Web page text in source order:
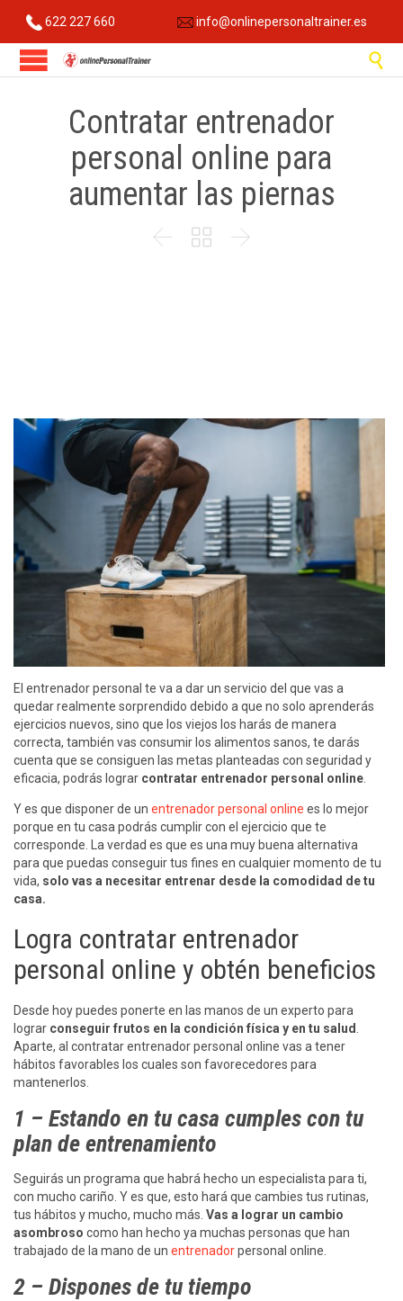
622 227 660 info@onlinepersonaltrainer.es

Contratar entrenador
personal online para
aumentar las piernas
  
El entrenador personal te va a dar un servicio del que vas a
quedar realmente sorprendido debido a que no solo aprenderás
ejercicios nuevos, sino que los viejos los harás de manera
correcta, también vas consumir los alimentos sanos, te darás
cuenta que se consiguen las metas planteadas con seguridad y
eficacia, podrás lograr contratar entrenador personal online
Y es que disponer de un entrenador personal online es lo mejor
porque en tu casa podrás cumplir con el ejercicio que te
corresponde. La verdad es que es una muy buena alternativa
para que puedas conseguir tus fines en cualquier momento de tu
vida, solo vas a necesitar entrenar desde la comodidad de tu
casa.
Logra contratar entrenador
personal online y obtén beneficios
Desde hoy puedes ponerte en las manos de un experto para
lograr conseguir frutos en la condición física y en tu salud
Aparte, al contratar entrenador personal online vas a tener
hábitos favorables los cuales son favorecedores para
mantenerlos.
1 – Estando en tu casa cumples con tu
plan de entrenamiento
Seguirás un programa que habrá hecho un especialista para ti,
con mucho cariño. Y es que, esto hará que cambies tus rutinas,
tus hábitos y mucho, mucho más. Vas a lograr un cambio
asombroso como han hecho ya muchas personas que han
trabajado de la mano de un entrenadorpersonal online.
2 – Dispones de tu tiempo